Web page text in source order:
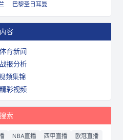
巴黎圣日耳曼
容
育新闻
报分析
频集锦
彩视频
索
NBA直播 西甲直播
欧冠直播